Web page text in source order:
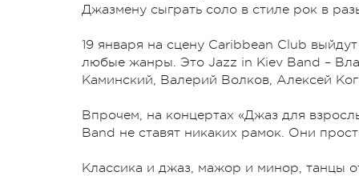
Джазмену сыграть соло в стиле рок в
19 января на сцену Caribbean Club
любые жанры. Это Jazz in Kiev Band –
Каминский, Валерий Волков, Алексей
Впрочем, на концертах «Джаз для
Band не ставят никаких рамок. Они
Классика и джаз, мажор и минор, танцы